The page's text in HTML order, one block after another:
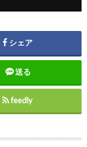
シェア
送る
feedly